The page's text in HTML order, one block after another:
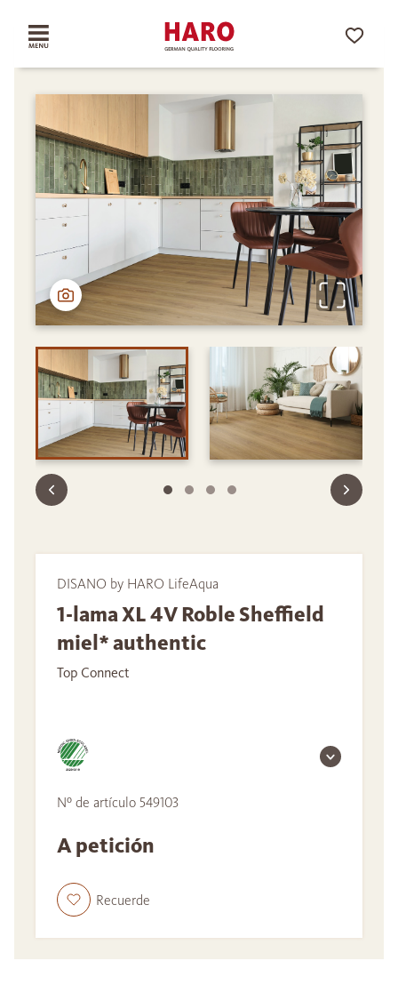
DISANO by HARO LifeAqua
1-lama XL 4V Roble Sheffield
miel* authentic
Top Connect
Nº de artículo 549103
A petición
Recuerde